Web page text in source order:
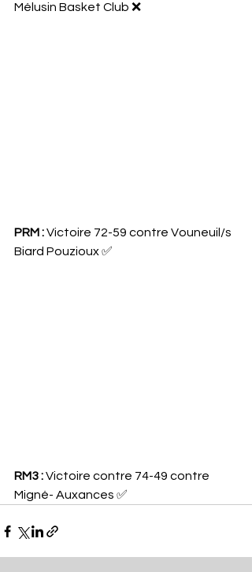
Mélusin Basket Club ❌
PRM : Victoire 72-59 contre Vouneuil/s
Biard Pouzioux ✅
RM3 : Victoire contre 74-49 contre
Migné- Auxances ✅